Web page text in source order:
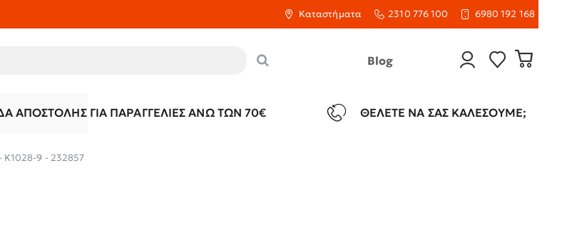
Καταστήματα 2310 776 100 6980 192 168
Blog
ΑΠΟΣΤΟΛΉΣ ΓΙΑ ΠΑΡΑΓΓΕΛΊΕΣ ΆΝΩ ΤΩΝ 70€ ΘΈΛΕΤΕ ΝΑ ΣΑΣ ΚΑΛΈΣΟΥΜΕ;
K1028-9 - 232857